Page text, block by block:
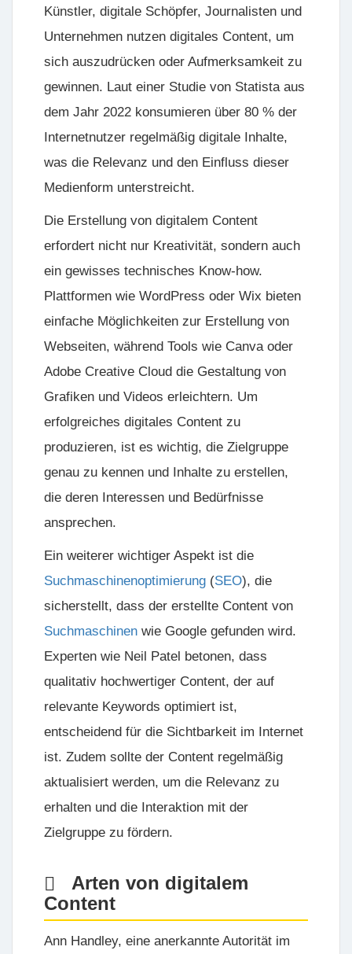
Künstler, digitale Schöpfer, Journalisten und
Unternehmen nutzen digitales Content, um
sich auszudrücken oder Aufmerksamkeit zu
gewinnen. Laut einer Studie von Statistaaus
dem Jahr 2022 konsumieren über 80 % der
Internetnutzer regelmäßig digitale Inhalte,
was die Relevanz und den Einfluss dieser
Medienform unterstreicht.
Die Erstellung von digitalem Content
erfordert nicht nur Kreativität, sondern auch
ein gewisses technisches Know-how.
Plattformen wie WordPress oder Wix bieten
einfache Möglichkeiten zur Erstellung von
Webseiten, während Tools wie Canvaoder
Adobe Creative Cloud die Gestaltung von
Grafiken und Videos erleichtern. Um
erfolgreiches digitales Content zu
produzieren, ist es wichtig, die Zielgruppe
genau zu kennen und Inhalte zu erstellen,
die deren Interessen und Bedürfnisse
ansprechen.
Ein weiterer wichtiger Aspekt ist die
Suchmaschinenoptimierung (SEO), die
sicherstellt, dass der erstellte Content von
Suchmaschinen wie Google gefunden wird.
Experten wie Neil Patel betonen, dass
qualitativ hochwertiger Content, der auf
relevante Keywords optimiert ist,
entscheidend für die Sichtbarkeit im Internet
ist. Zudem sollte der Content regelmäßig
aktualisiert werden, um die Relevanz zu
erhalten und die Interaktion mit der
Zielgruppe zu fördern.
Arten von digitalem
Content
Ann Handley, eine anerkannte Autorität im